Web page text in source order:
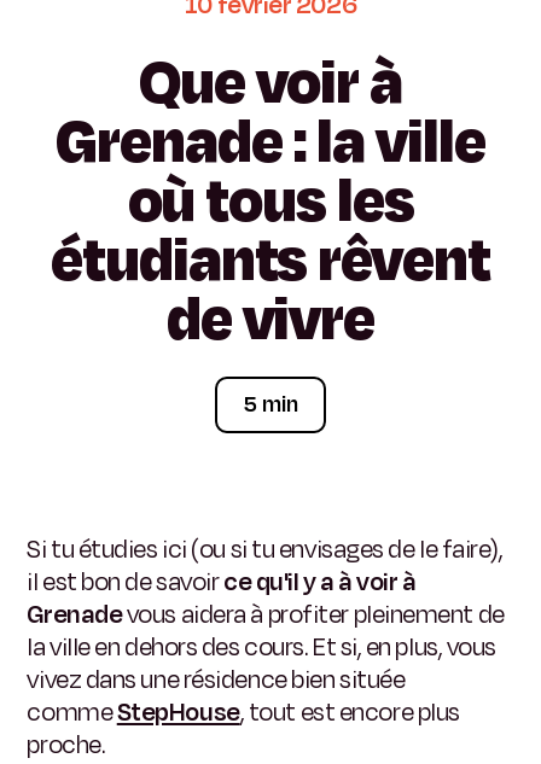
Quevoirà
Grenade:laville
oùtousles
étudiantsrêvent
devivre
5 min
Si tu étudies ici (ou si tu envisages de le faire),
il est bon de savoirce qu'il y a à voir à
Grenadevous aidera à profiter pleinement de
la ville en dehors des cours. Et si, en plus, vous
vivez dans une résidence bien située
commeStepHouse, tout est encore plus
proche.